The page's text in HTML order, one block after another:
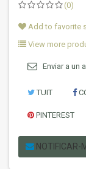
(0)
Add to favorite
View more
Enviar a un
TUIT
PINTEREST
NOTIFICAR-